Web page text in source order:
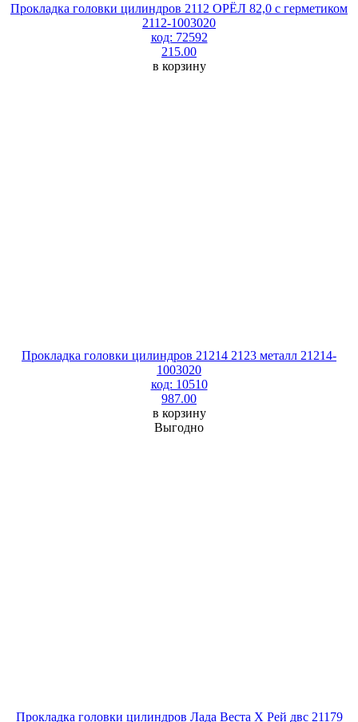
Прокладка головки цилиндров 2112 ОРЁЛ 82,0 с герметиком
2112-1003020
код: 72592
215.00
в корзину
Прокладка головки цилиндров 21214 2123 металл 21214-
1003020
код: 10510
987.00
в корзину
Выгодно
Прокладка головки цилиндров Лада Веста Х Рей двс 21179